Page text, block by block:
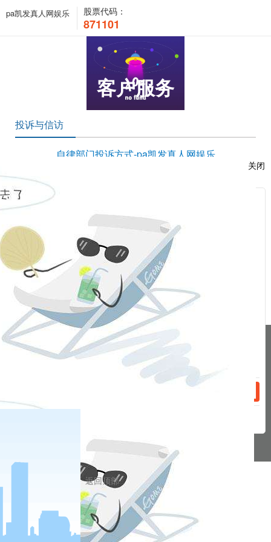
pa凯发真人网娱乐 股票代码：
871101
客户服务
投诉与信访
自律部门投诉方式-pa凯发真人网娱乐
时间：2020-02-17 15:12:32 浏览次数：121145 来源：本站
相关新闻
2023-07-21
纠纷处理流程图
2023-07-21
客户投诉处理办法
pa凯发真人网娱乐的友情链接： |
|
pa凯发真人网娱乐 copyright © 2016 福能期货股份有限公司 本网站所载文
章和数据仅供参考，使用前务请核实，风险自负。
备案/许可证号： 本网站支持ipv6 地址：福州市鼓楼区五四路75号海西商务
关闭
：
：
返回顶部
网站地图